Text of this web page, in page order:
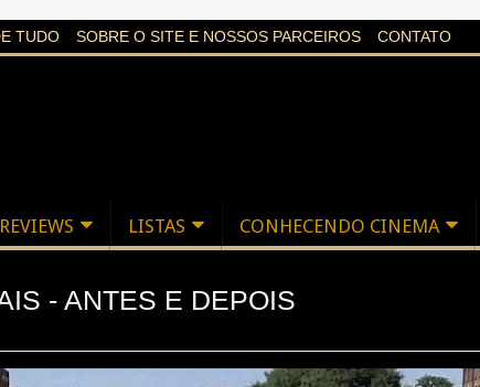
TUDO SOBRE O SITE E NOSSOS PARCEIROS CONTATO
REVIEWS LISTAS CONHECENDO CINEMA
- ANTES E DEPOIS